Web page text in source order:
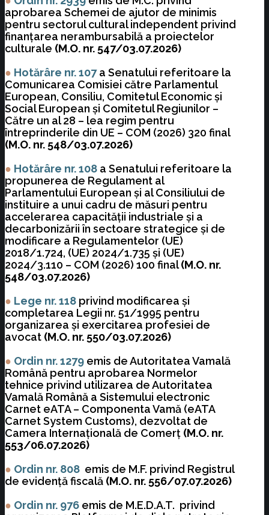
aprobarea Schemei de ajutor de minimis
pentru sectorul cultural independent privind
finanţarea nerambursabilă a proiectelor
culturale (M.O. nr. 547/03.07.2026)
● Hotărâre nr. 107a Senatului referitoare la
Comunicarea Comisiei către Parlamentul
European, Consiliu, Comitetul Economic şi
Social European şi Comitetul Regiunilor –
Către un al 28 – lea regim pentru
întreprinderile din UE – COM (2026) 320 final
(M.O. nr. 548/03.07.2026)
● Hotărâre nr. 108 a Senatului referitoare la
propunerea de Regulament al
Parlamentului European şi al Consiliului de
instituire a unui cadru de măsuri pentru
accelerarea capacităţii industriale şi a
decarbonizării în sectoare strategice şi de
modificare a Regulamentelor (UE)
2018/1.724, (UE) 2024/1.735 şi (UE)
2024/3.110 – COM (2026) 100 final(M.O. nr.
548/03.07.2026)
● Lege nr. 118 privind modificarea şi
completarea Legii nr. 51/1995 pentru
organizarea şi exercitarea profesiei de
avocat (M.O. nr. 550/03.07.2026)
● Ordin nr. 1279 emis de Autoritatea Vamală
Română pentru aprobarea Normelor
tehnice privind utilizarea de Autoritatea
Vamală Română a Sistemului electronic
Carnet eATA – Componenta Vamă (eATA
Carnet System Customs), dezvoltat de
Camera Internaţională de Comerţ (M.O. nr.
553/06.07.2026)
● Ordin nr. 808 emis de M.F. privind Registrul
de evidență fiscală (M.O. nr. 556/07.07.2026)
● Ordin nr. 976 emis de M.E.D.A.T. privind